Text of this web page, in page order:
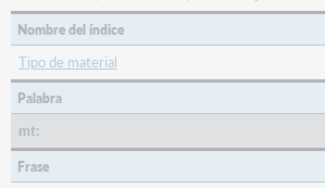
Nombre del índice
Tipo de material
Palabra
mt:
Frase